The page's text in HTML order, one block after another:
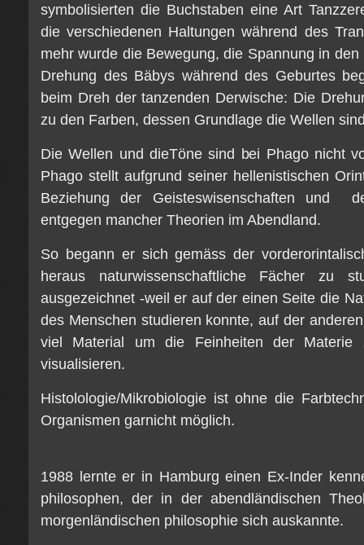
symbolisierten die Buchstaben eine Art
die verschiedenen Haltungen während des
mehr wurde die Bewegung, die Spannung in
Drehung des Bäbys während des Geburtes
beim Dreh der tanzenden Derwische: Die
zu den Farben, dessen Grundlage die Wellen
Die Wellen und dieTöne sind bei Phago nicht
Phago stellt aufgrund seiner hellenistischen
Beziehung der Geisteswisenschaften und
entgegen mancher Theorien im Abendland.
So begann er sich gemäss der
heraus naturwissenschaftliche Fächer zu
ausgezeichnet -weil er auf der einen Seite die
des Menschen studieren konnte, auf der
viel Material um die Feinheiten der Materie
visualisieren.
Histolologie/Mikrobiologie ist ohne die
Organismen garnicht möglich.
1988 lernte er in Hamburg einen Ex-Inder
philosophen, der in der abendländischen
morgenländischen philosophie sich auskannte.